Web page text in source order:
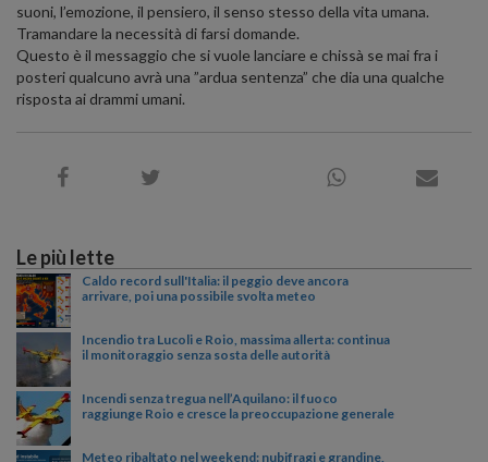
suoni, l’emozione, il pensiero, il senso stesso della vita umana.
Tramandare la necessità di farsi domande.
Questo è il messaggio che si vuole lanciare e chissà se mai fra i
posteri qualcuno avrà una ”ardua sentenza” che dia una qualche
risposta ai drammi umani.
Le più lette
Caldo record sull'Italia: il peggio deve ancora
arrivare, poi una possibile svolta meteo
Incendio tra Lucoli e Roio, massima allerta: continua
il monitoraggio senza sosta delle autorità
Incendi senza tregua nell’Aquilano: il fuoco
raggiunge Roio e cresce la preoccupazione generale
Meteo ribaltato nel weekend: nubifragi e grandine,